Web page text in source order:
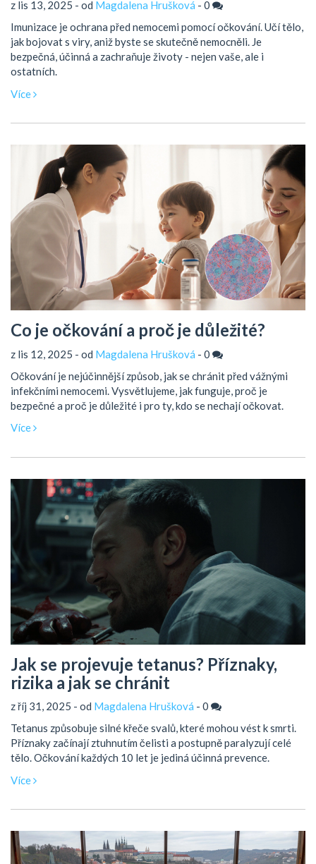
z lis 13, 2025 - od Magdalena Hrušková - 0
Imunizace je ochrana před nemocemi pomocí očkování. Učí tělo,
jak bojovat s viry, aniž byste se skutečně nemocněli. Je
bezpečná, účinná a zachraňuje životy - nejen vaše, ale i
ostatních.
Více
Co je očkování a proč je důležité?
z lis 12, 2025 - od Magdalena Hrušková - 0
Očkování je nejúčinnější způsob, jak se chránit před vážnými
infekčními nemocemi. Vysvětlujeme, jak funguje, proč je
bezpečné a proč je důležité i pro ty, kdo se nechají očkovat.
Více
Jak se projevuje tetanus? Příznaky,
rizika a jak se chránit
z říj 31, 2025 - od Magdalena Hrušková - 0
Tetanus způsobuje silné křeče svalů, které mohou vést k smrti.
Příznaky začínají ztuhnutím čelisti a postupně paralyzují celé
tělo. Očkování každých 10 let je jediná účinná prevence.
Více